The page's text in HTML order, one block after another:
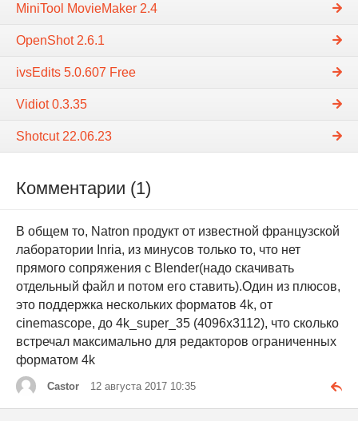
MiniTool MovieMaker 2.4
OpenShot 2.6.1
ivsEdits 5.0.607 Free
Vidiot 0.3.35
Shotcut 22.06.23
Комментарии (1)
В общем то, Natron продукт от известной французской
лаборатории Inria, из минусов только то, что нет
прямого сопряжения с Blender(надо скачивать
отдельный файл и потом его ставить).Один из плюсов,
это поддержка нескольких форматов 4k, от
cinemascope, до 4k_super_35 (4096x3112), что сколько
встречал максимально для редакторов ограниченных
форматом 4k
Castor 12 августа 2017 10:35